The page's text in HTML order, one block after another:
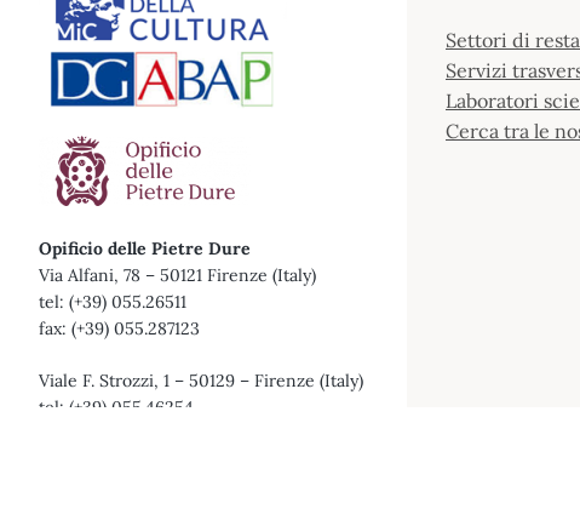
Opificio delle Pietre Dure
Via Alfani, 78 – 50121 Firenze (Italy)
tel: (+39) 055.26511
fax: (+39) 055.287123
Viale F. Strozzi, 1 – 50129 – Firenze (Italy)
tel: (+39) 055.46254
Settori di
Servizi
Laboratori
Cerca tra le